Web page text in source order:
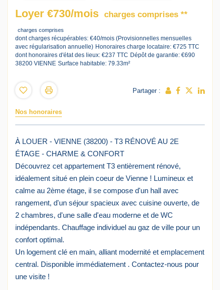
Loyer €730/mois charges comprises **
charges comprises
dont charges récupérables: €40/mois (Provisionnelles mensuelles
avec régularisation annuelle) Honoraires charge locataire: €725 TTC
dont honoraires d'état des lieux: €237 TTC Dépôt de garantie: €690
38200 VIENNE Surface habitable: 79.33m²
Partager :
Nos honoraires
À LOUER - VIENNE (38200) - T3 RÉNOVÉ AU 2E
ÉTAGE - CHARME & CONFORT
Découvrez cet appartement T3 entièrement rénové,
idéalement situé en plein coeur de Vienne ! Lumineux et
calme au 2ème étage, il se compose d'un hall avec
rangement, d'un séjour spacieux avec cuisine ouverte, de
2 chambres, d'une salle d'eau moderne et de WC
indépendants. Chauffage individuel au gaz de ville pour un
confort optimal.
Un logement clé en main, alliant modernité et emplacement
central. Disponible immédiatement . Contactez-nous pour
une visite !